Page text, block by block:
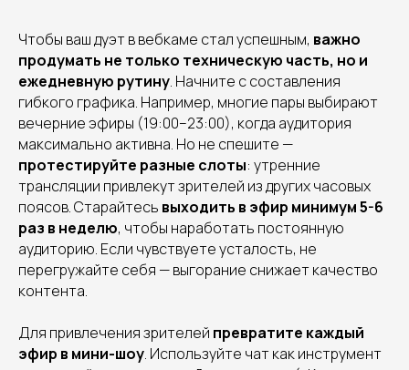
Чтобы ваш дуэт в вебкаме стал успешным, важно
продумать не только техническую часть, но и
ежедневную рутину. Начните с составления
гибкого графика. Например, многие пары выбирают
вечерние эфиры (19:00–23:00), когда аудитория
максимально активна. Но не спешите —
протестируйте разные слоты: утренние
трансляции привлекут зрителей из других часовых
поясов. Старайтесь выходить в эфир минимум 5-6
раз в неделю, чтобы наработать постоянную
аудиторию. Если чувствуете усталость, не
перегружайте себя — выгорание снижает качество
контента.
Для привлечения зрителей превратите каждый
эфир в мини-шоу. Используйте чат как инструмент